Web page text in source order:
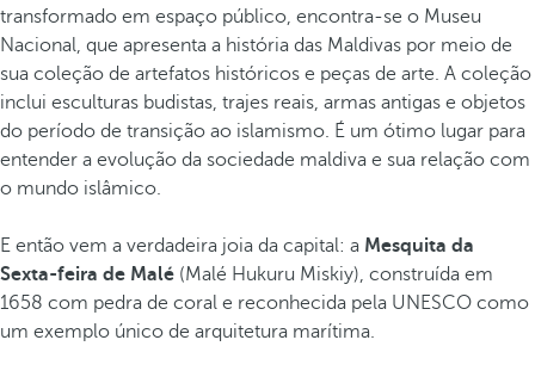
transformado em espaço público, encontra-se o Museu
Nacional, que apresenta a história das Maldivas por meio de
sua coleção de artefatos históricos e peças de arte. A coleção
inclui esculturas budistas, trajes reais, armas antigas e objetos
do período de transição ao islamismo. É um ótimo lugar para
entender a evolução da sociedade maldiva e sua relação com
o mundo islâmico.
E então vem a verdadeira joia da capital: a Mesquita da
Sexta-feira de Malé (Malé Hukuru Miskiy), construída em
1658 com pedra de coral e reconhecida pela UNESCO como
um exemplo único de arquitetura marítima.
g
u
l
a
r
e
s
o
O
c
e